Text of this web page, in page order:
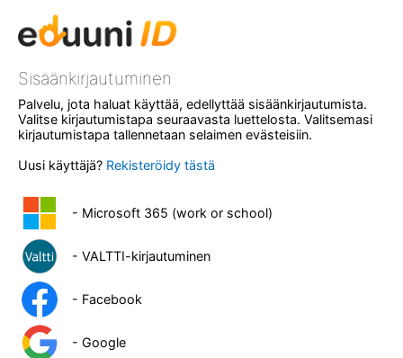
Sisäänkirjautuminen
Palvelu, jota haluat käyttää, edellyttää sisäänkirjautumista.
Valitse kirjautumistapa seuraavasta luettelosta. Valitsemasi
kirjautumistapa tallennetaan selaimen evästeisiin.
Uusi käyttäjä? Rekisteröidy tästä
- Microsoft 365 (work or school)
- VALTTI-kirjautuminen
- Facebook
- Google